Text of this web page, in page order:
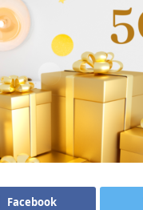
Facebook